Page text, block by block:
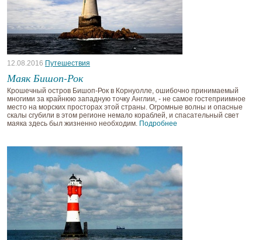
12.08.2016 Путешествия
Маяк Бишоп-Рок
Крошечный остров Бишоп-Рок в Корнуолле, ошибочно принимаемый
многими за крайнюю западную точку Англии, - не самое гостеприимное
место на морских просторах этой страны. Огромные волны и опасные
скалы сгубили в этом регионе немало кораблей, и спасательный свет
маяка здесь был жизненно необходим. Подробнее